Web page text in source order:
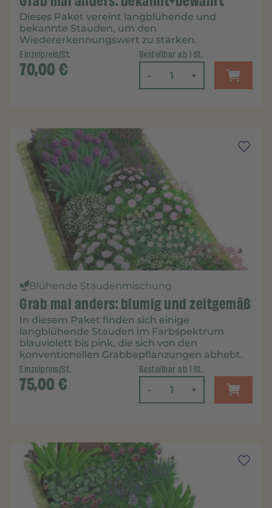
Dieses Paket vereint langblühende und
bekannte Stauden, um den
Wiedererkennungswert zu stärken.
Einzelpreis/St.
70,00€
Bestellbar ab 1 St.
- +
Blühende Staudenmischung
Grab mal anders: blumig und zeitgemäß
In diesem Paket finden sich einige
langblühende Stauden im Farbspektrum
blauviolett bis pink, die sich von den
konventionellen Grabbepflanzungen abhebt.
Einzelpreis/St.
75,00€
Bestellbar ab 1 St.
- +